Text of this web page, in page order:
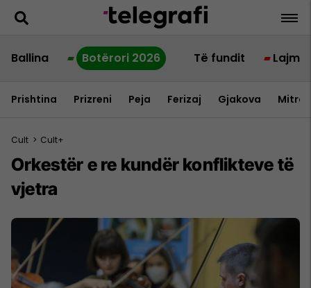
Ballina Botërori 2026 Të fundit Lajme
Prishtina Prizreni Peja Ferizaj Gjakova
Cult > Cult+
Orkestër e re kundër konflikteve të
vjetra